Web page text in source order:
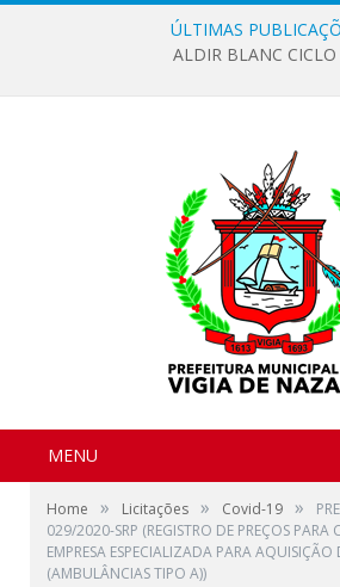
ÚLTIMAS
ALDIR BLANC CICLO
MENU
Home » Licitações » Covid-19 »
029/2020-SRP (REGISTRO DE PREÇOS
EMPRESA ESPECIALIZADA PARA AQUISIÇÃO
(AMBULÂNCIAS TIPO A))